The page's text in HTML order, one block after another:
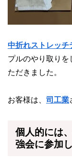
中折れストレッチ
プルのやり取り
ただきました。
お客様は、 司工業
個人的には
強会に参加